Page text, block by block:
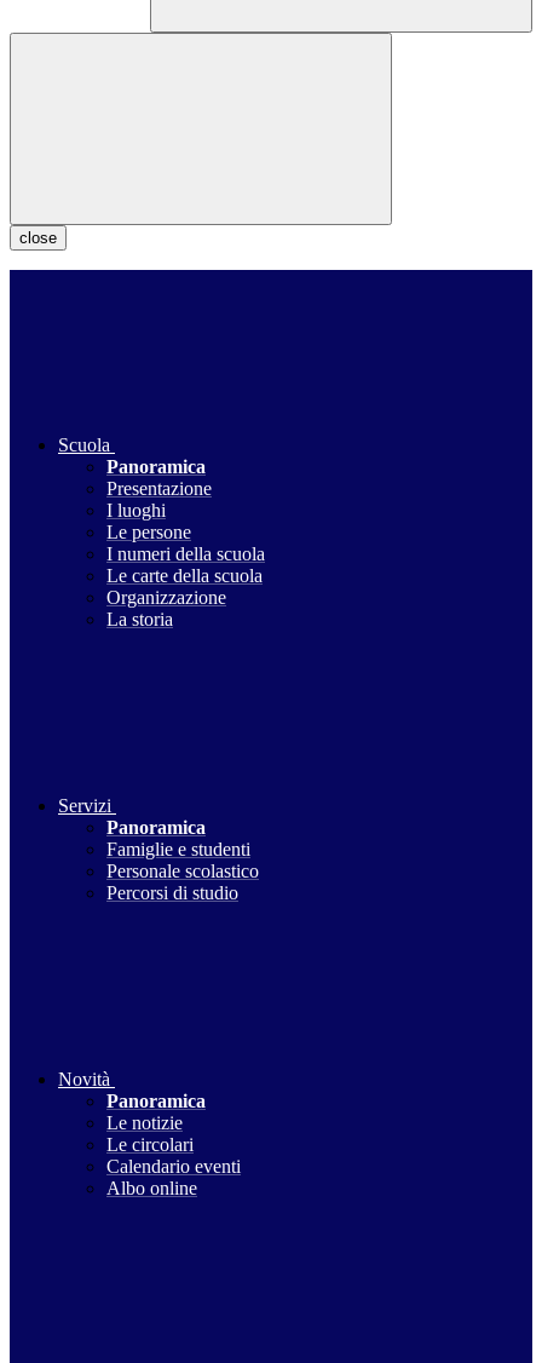
close
Scuola
Panoramica
Presentazione
I luoghi
Le persone
I numeri della scuola
Le carte della scuola
Organizzazione
La storia
Servizi
Panoramica
Famiglie e studenti
Personale scolastico
Percorsi di studio
Novità
Panoramica
Le notizie
Le circolari
Calendario eventi
Albo online